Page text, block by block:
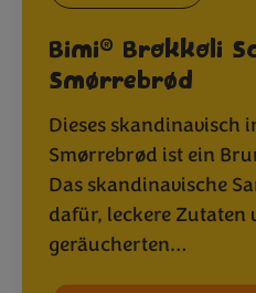
Bimi® Brokkoli
Smørrebrød
Dieses skandinavisch
Smørrebrød ist ein
Das skandinavische
dafür, leckere Zutaten
geräucherten…